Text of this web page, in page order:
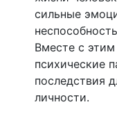
сильные
Вместе с
психические
последствия
личности.